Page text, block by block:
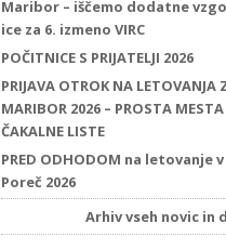
Maribor – iščemo dodatne
ice za 6. izmeno VIRC
POČITNICE S PRIJATELJI 2026
PRIJAVA OTROK NA LETOVANJA
MARIBOR 2026 – PROSTA
ČAKALNE LISTE
PRED ODHODOM na letovanje v
Poreč 2026
Arhiv vseh novic in